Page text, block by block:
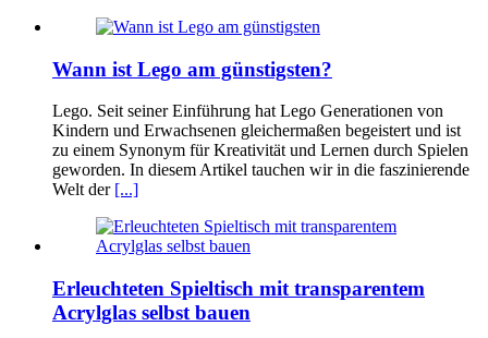
Wann ist Lego am günstigsten?
Lego. Seit seiner Einführung hat Lego Generationen von
Kindern und Erwachsenen gleichermaßen begeistert und ist
zu einem Synonym für Kreativität und Lernen durch Spielen
geworden. In diesem Artikel tauchen wir in die faszinierende
Welt der [...]
Erleuchteten Spieltisch mit transparentem
Acrylglas selbst bauen